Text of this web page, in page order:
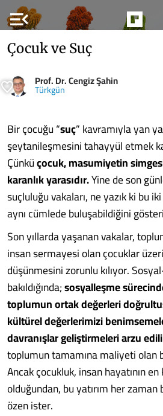
menu_open
Çocuk ve Suç
Prof. Dr. Cengiz Şahin
Türkgün
Bir çocuğu “suç” kavramıyla yan
şeytanileşmesini tahayyül etmek
Çünküçocuk, masumiyetin
karanlık yarasıdır.Yine de son
suçluluğu vakaları, ne yazık ki bu
aynı cümlede buluşabildiğini
Son yıllarda yaşanan vakalar,
insan sermayesi olan çocuklar
düşünmesini zorunlu kılıyor.
bakıldığında;sosyalleşme
toplumun ortak değerleri
kültürel değerlerimizi
davranışlar geliştirmeleri arzu
toplumun tamamına maliyeti olan
Ancak çocukluk, insan hayatının en
olduğundan, bu yatırım her
özen ister.